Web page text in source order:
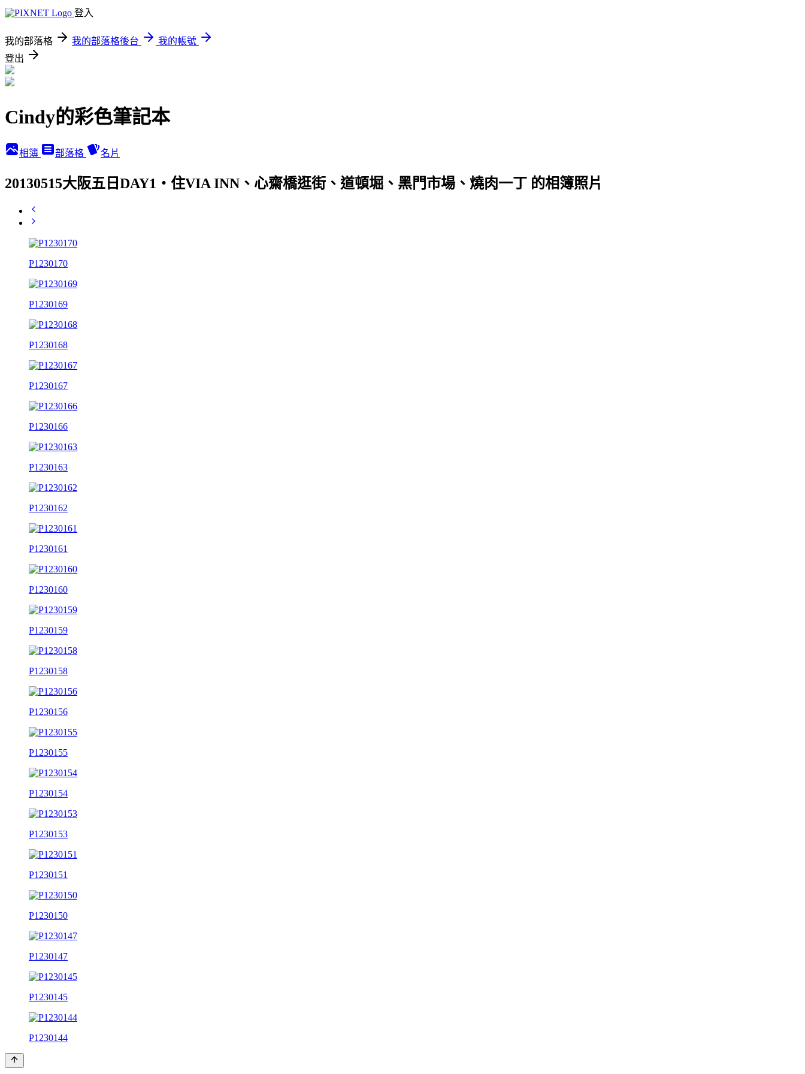
登入
我的部落格 我的部落格後台
我的帳號
登出
Cindy的彩色筆記本
相簿 部落格 名片
20130515大阪五日DAY1‧住VIA INN、心齋橋逛街、道頓堀、黑門市場、燒肉一丁 的相簿照片
P1230170
P1230169
P1230168
P1230167
P1230166
P1230163
P1230162
P1230161
P1230160
P1230159
P1230158
P1230156
P1230155
P1230154
P1230153
P1230151
P1230150
P1230147
P1230145
P1230144